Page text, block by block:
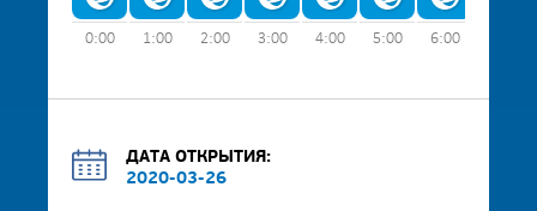
0:00 1:00 2:00 3:00 4:00 5:00 6:00
ДАТА ОТКРЫТИЯ:
2020-03-26